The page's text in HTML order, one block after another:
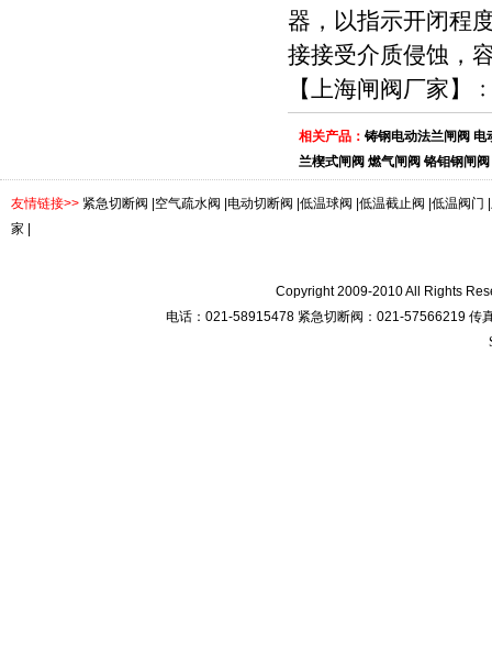
器，以指示开闭程
接接受介质侵蚀，
【上海闸阀厂家】
相关产品： 铸钢电动法兰闸阀 电
兰楔式闸阀 燃气闸阀 铬钼钢闸阀
友情链接>> 紧急切断阀 空气疏水阀 电动切断阀 低温球阀 低温截止阀 低温阀门
家
Copyright 2009-2010 All Rights
电话：021-58915478 紧急切断阀：021-57566219